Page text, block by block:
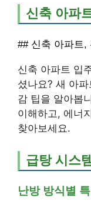
신축 아파
## 신축 아파트,
신축 아파트 입
셨나요? 새 아
감 팁을 알아봅
이해하고, 에너
찾아보세요.
급탕 시스
난방 방식별